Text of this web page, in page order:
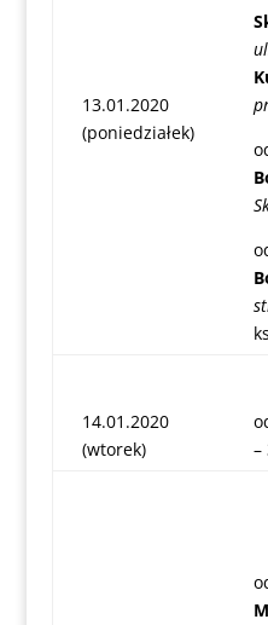
13.01.2020
(poniedziałek)
14.01.2020
(wtorek)
–